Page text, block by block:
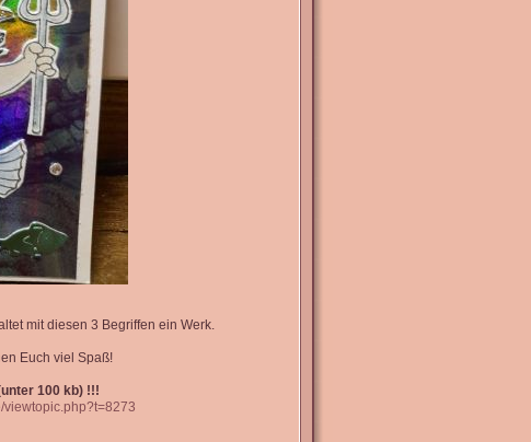
mit diesen 3 Begriffen ein Werk.
Euch viel Spaß!
100 kb) !!!
viewtopic.php?t=8273